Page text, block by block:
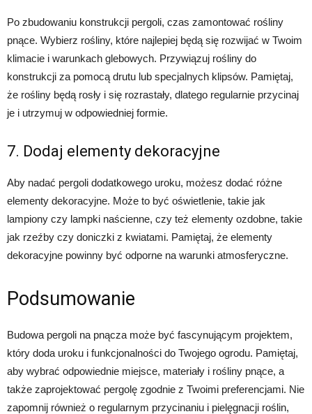
Po zbudowaniu konstrukcji pergoli, czas zamontować rośliny
pnące. Wybierz rośliny, które najlepiej będą się rozwijać w Twoim
klimacie i warunkach glebowych. Przywiązuj rośliny do
konstrukcji za pomocą drutu lub specjalnych klipsów. Pamiętaj,
że rośliny będą rosły i się rozrastały, dlatego regularnie przycinaj
je i utrzymuj w odpowiedniej formie.
7. Dodaj elementy dekoracyjne
Aby nadać pergoli dodatkowego uroku, możesz dodać różne
elementy dekoracyjne. Może to być oświetlenie, takie jak
lampiony czy lampki naścienne, czy też elementy ozdobne, takie
jak rzeźby czy doniczki z kwiatami. Pamiętaj, że elementy
dekoracyjne powinny być odporne na warunki atmosferyczne.
Podsumowanie
Budowa pergoli na pnącza może być fascynującym projektem,
który doda uroku i funkcjonalności do Twojego ogrodu. Pamiętaj,
aby wybrać odpowiednie miejsce, materiały i rośliny pnące, a
także zaprojektować pergolę zgodnie z Twoimi preferencjami. Nie
zapomnij również o regularnym przycinaniu i pielęgnacji roślin,